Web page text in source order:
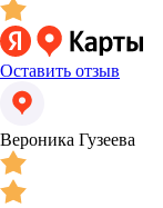
Оставить отзыв
Вероника Гузеева